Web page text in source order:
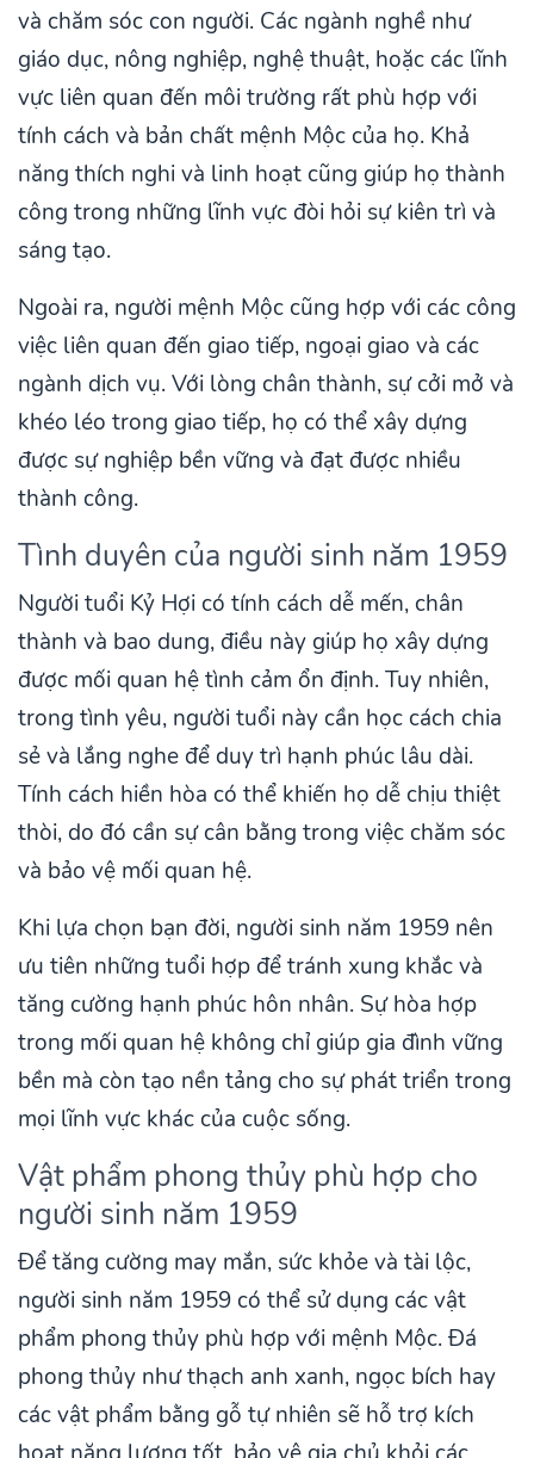
và chăm sóc con người. Các ngành nghề như
giáo dục, nông nghiệp, nghệ thuật, hoặc các lĩnh
vực liên quan đến môi trường rất phù hợp với
tính cách và bản chất mệnh Mộc của họ. Khả
năng thích nghi và linh hoạt cũng giúp họ thành
công trong những lĩnh vực đòi hỏi sự kiên trì và
sáng tạo.
Ngoài ra, người mệnh Mộc cũng hợp với các công
việc liên quan đến giao tiếp, ngoại giao và các
ngành dịch vụ. Với lòng chân thành, sự cởi mở và
khéo léo trong giao tiếp, họ có thể xây dựng
được sự nghiệp bền vững và đạt được nhiều
thành công.
Tình duyên của người sinh năm 1959
Người tuổi Kỷ Hợi có tính cách dễ mến, chân
thành và bao dung, điều này giúp họ xây dựng
được mối quan hệ tình cảm ổn định. Tuy nhiên,
trong tình yêu, người tuổi này cần học cách chia
sẻ và lắng nghe để duy trì hạnh phúc lâu dài.
Tính cách hiền hòa có thể khiến họ dễ chịu thiệt
thòi, do đó cần sự cân bằng trong việc chăm sóc
và bảo vệ mối quan hệ.
Khi lựa chọn bạn đời, người sinh năm 1959 nên
ưu tiên những tuổi hợp để tránh xung khắc và
tăng cường hạnh phúc hôn nhân. Sự hòa hợp
trong mối quan hệ không chỉ giúp gia đình vững
bền mà còn tạo nền tảng cho sự phát triển trong
mọi lĩnh vực khác của cuộc sống.
Vật phẩm phong thủy phù hợp cho
người sinh năm 1959
Để tăng cường may mắn, sức khỏe và tài lộc,
người sinh năm 1959 có thể sử dụng các vật
phẩm phong thủy phù hợp với mệnh Mộc. Đá
phong thủy như thạch anh xanh, ngọc bích hay
các vật phẩm bằng gỗ tự nhiên sẽ hỗ trợ kích